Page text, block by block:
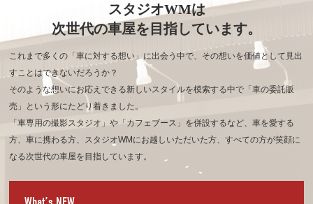
スタジオWMは
次世代の車屋を目指しています。
これまで多くの「車に対する想い」に出会う中で、その想いを価値として見出
すことはできないだろうか？
そのような想いにお応えできる新しいスタイルを模索する中で「車の委託販
売」という形にたどり着きました。
「車専用の撮影スタジオ」や「カフェブース」を併設するなど、車を愛する
方、車に携わる方、 スタジオWMにお越しいただいた方、すべての方が笑顔に
なる次世代の車屋を目指しています。